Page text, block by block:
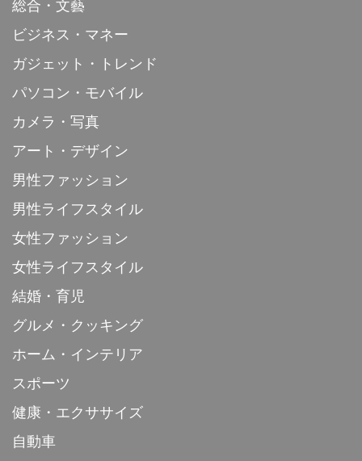
総合・文藝
ビジネス・マネー
ガジェット・トレンド
パソコン・モバイル
カメラ・写真
アート・デザイン
男性ファッション
男性ライフスタイル
女性ファッション
女性ライフスタイル
結婚・育児
グルメ・クッキング
ホーム・インテリア
スポーツ
健康・エクササイズ
自動車